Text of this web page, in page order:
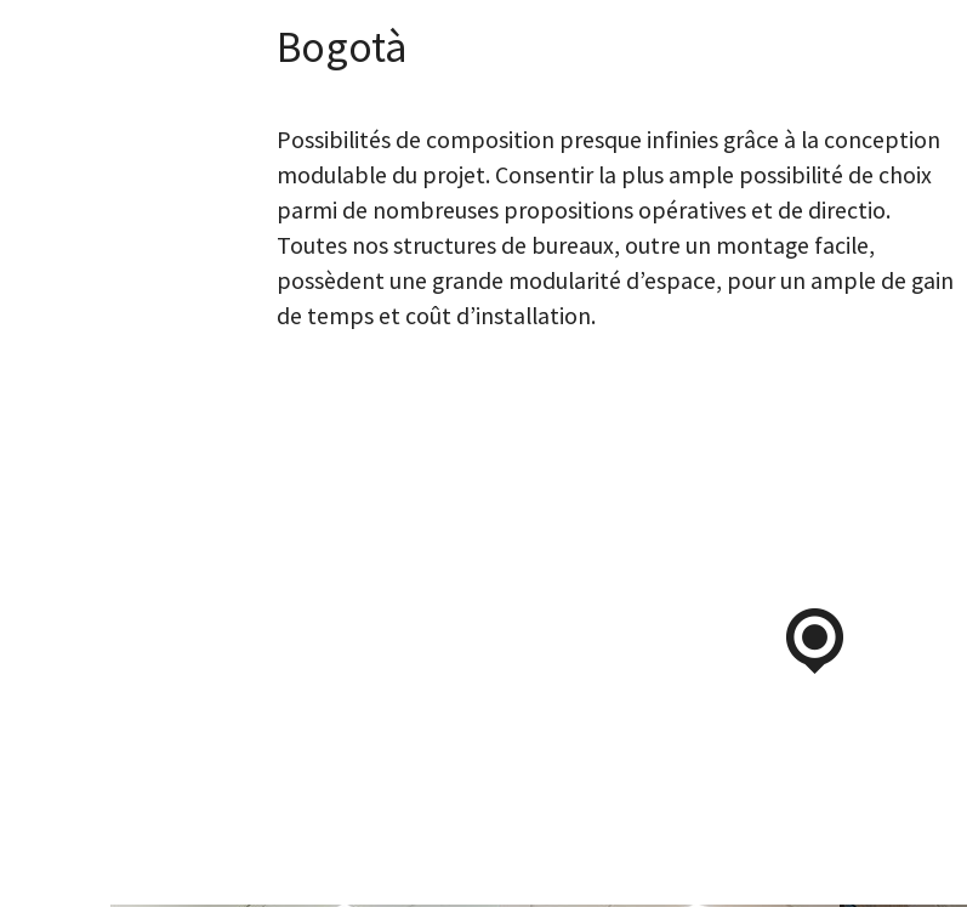
Bogotà
Possibilités de composition presque infinies grâce à la conception
modulable du projet. Consentir la plus ample possibilité de choix
parmi de nombreuses propositions opératives et de directio.
Toutes nos structures de bureaux, outre un montage facile,
possèdent une grande modularité d’espace, pour un ample de gain
de temps et coût d’installation.